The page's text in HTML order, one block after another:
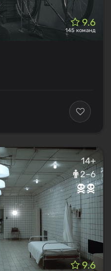
9.6
145 команд
14+
2–6
9.6